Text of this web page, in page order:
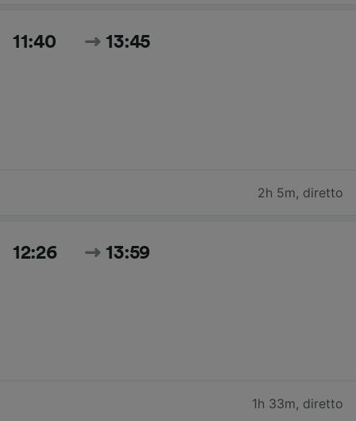
11:40 13:45
2h 5m, diretto
12:26 13:59
1h 33m, diretto